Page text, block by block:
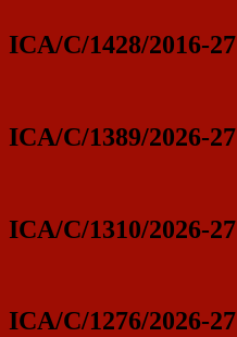
ICA/C/1428/2016-27
ICA/C/1389/2026-27
ICA/C/1310/2026-27
ICA/C/1276/2026-27